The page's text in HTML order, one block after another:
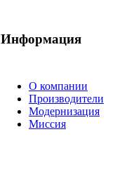
Информация
О компании
Производители
Модернизация
Миссия